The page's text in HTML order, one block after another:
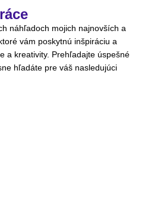
náhľadoch mojich najnovších a
vám poskytnú inšpiráciu a
a kreativity. Prehľadajte úspešné
hľadáte pre váš nasledujúci